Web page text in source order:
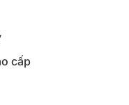
cấp